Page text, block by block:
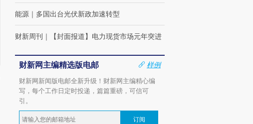
能源 ｜ 多国出台光伏新政加速转型
财新周刊 ｜ 【封面报道】电力现货市场元年突进
财新网主编精选版电邮
样例
财新网新闻版电邮全新升级！财新网主编精心编
写，每个工作日定时投递，篇篇重磅，可信可
引。
订阅